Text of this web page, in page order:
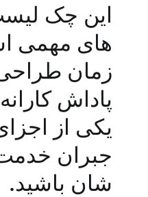
این چک
های مهمی
زمان طراحی
پاداش
یکی از
جبران
شان باشید.